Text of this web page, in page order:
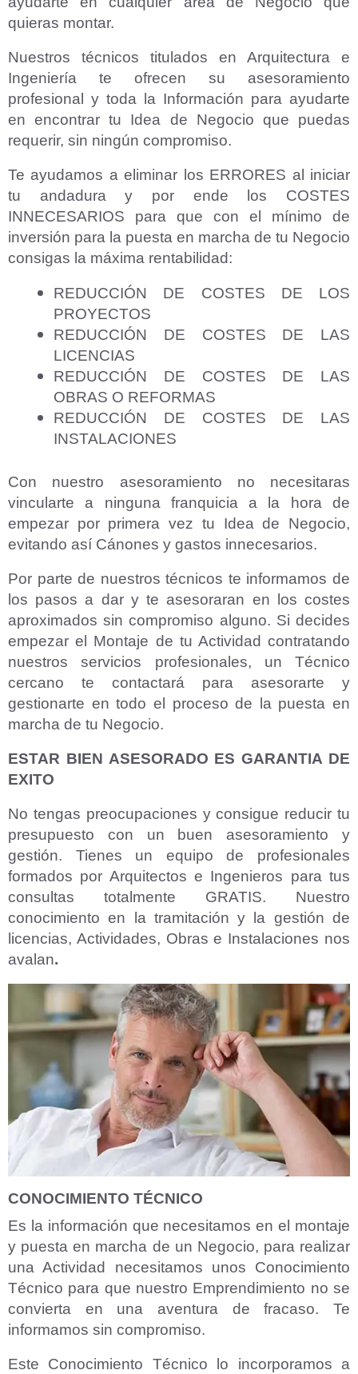
quieras montar.
Nuestros técnicos titulados en Arquitectura e
Ingeniería te ofrecen su asesoramiento
profesional y toda la Información para ayudarte
en encontrar tu Idea de Negocio que puedas
requerir, sin ningún compromiso.
Te ayudamos a eliminar los ERRORES al iniciar
tu andadura y por ende los COSTES
INNECESARIOS para que con el mínimo de
inversión para la puesta en marcha de tu Negocio
consigas la máxima rentabilidad:
REDUCCIÓN DE COSTES DE LOS
PROYECTOS
REDUCCIÓN DE COSTES DE LAS
LICENCIAS
REDUCCIÓN DE COSTES DE LAS
OBRAS O REFORMAS
REDUCCIÓN DE COSTES DE LAS
INSTALACIONES
Con nuestro asesoramiento no necesitaras
vincularte a ninguna franquicia a la hora de
empezar por primera vez tu Idea de Negocio,
evitando así Cánones y gastos innecesarios.
Por parte de nuestros técnicos te informamos de
los pasos a dar y te asesoraran en los costes
aproximados sin compromiso alguno. Si decides
empezar el Montaje de tu Actividad contratando
nuestros servicios profesionales, un Técnico
cercano te contactará para asesorarte y
gestionarte en todo el proceso de la puesta en
marcha de tu Negocio.
ESTAR BIEN ASESORADO ES GARANTIA DE
EXITO
No tengas preocupaciones y consigue reducir tu
presupuesto con un buen asesoramiento y
gestión. Tienes un equipo de profesionales
formados por Arquitectos e Ingenieros para tus
consultas totalmente GRATIS. Nuestro
conocimiento en la tramitación y la gestión de
licencias, Actividades, Obras e Instalaciones nos
avalan.
CONOCIMIENTO TÉCNICO
Es la información que necesitamos en el montaje
y puesta en marcha de un Negocio, para realizar
una Actividad necesitamos unos Conocimiento
Técnico para que nuestro Emprendimiento no se
convierta en una aventura de fracaso. Te
informamos sin compromiso.
Este Conocimiento Técnico lo incorporamos a
Aceptar Política Privacidad *
Solicitar Asesoramiento